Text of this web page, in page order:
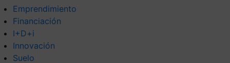
Emprendimiento
Financiación
I+D+i
Innovación
Suelo